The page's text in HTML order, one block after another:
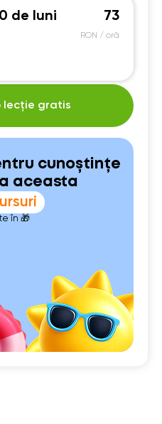
de luni 73
RON / oră
lecție gratis
cunoștințe
aceasta
în 🎁